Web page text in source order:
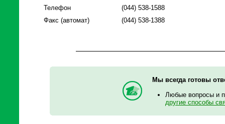
Телефон
(044) 538-1588
Факс (автомат)
(044) 538-1388
Мы всегда готовы
Любые вопросы и
другие способы